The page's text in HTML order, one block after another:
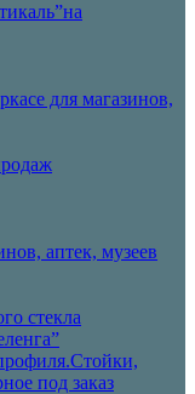
для магазинов,
аптек, музеев
стекла
под заказ